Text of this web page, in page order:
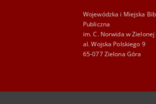
Wojewódzka i Miejska
Publiczna
im. C. Norwida w Zielonej
al. Wojska Polskiego 9
65-077 Zielona Góra